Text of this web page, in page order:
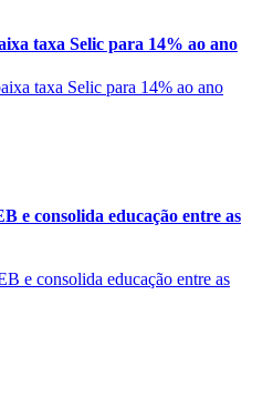
taxa Selic para 14% ao ano
e consolida educação entre as